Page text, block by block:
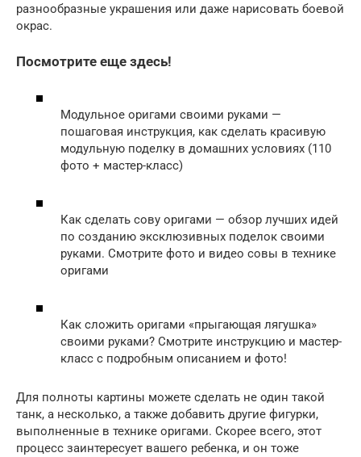
разнообразные украшения или даже нарисовать боевой
окрас.
Посмотрите еще здесь!
Модульное оригами своими руками —
пошаговая инструкция, как сделать красивую
модульную поделку в домашних условиях (110
фото + мастер-класс)
Как сделать сову оригами — обзор лучших идей
по созданию эксклюзивных поделок своими
руками. Смотрите фото и видео совы в технике
оригами
Как сложить оригами «прыгающая лягушка»
своими руками? Смотрите инструкцию и мастер-
класс с подробным описанием и фото!
Для полноты картины можете сделать не один такой
танк, а несколько, а также добавить другие фигурки,
выполненные в технике оригами. Скорее всего, этот
процесс заинтересует вашего ребенка, и он тоже